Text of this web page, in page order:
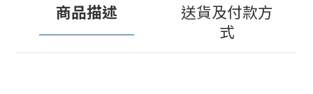
商品描述
送貨及付款方
式